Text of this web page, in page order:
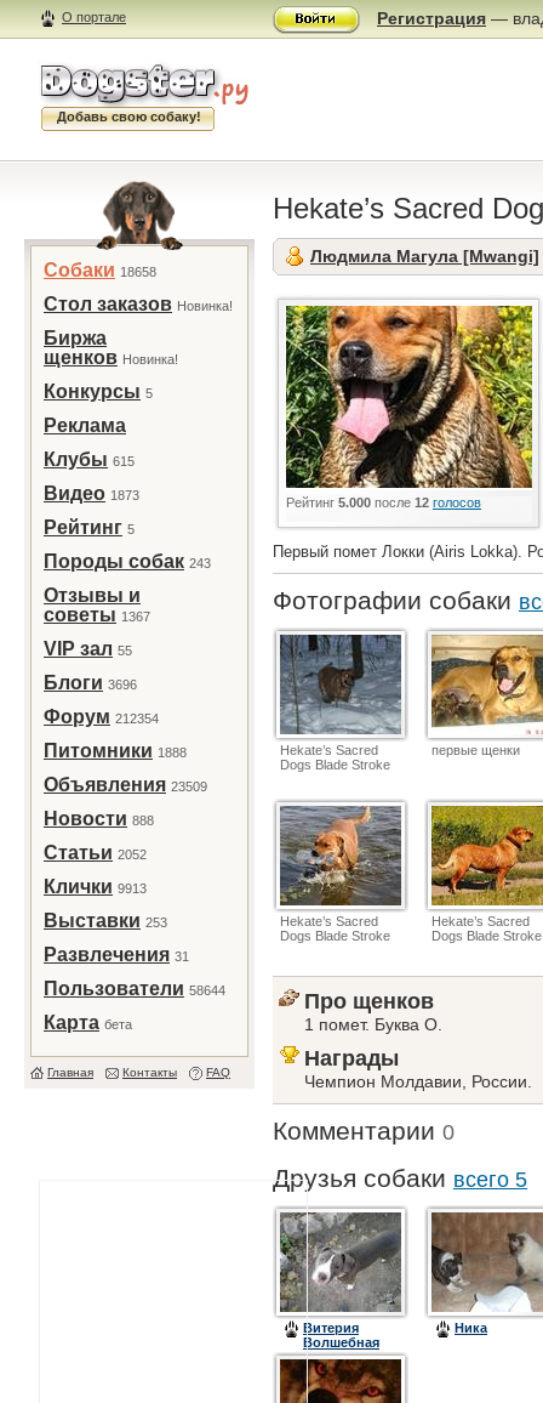
О портале Регистрация —
Добавь свою собаку!
Собаки 18658
Стол заказов Новинка!
Биржа
щенков Новинка!
Конкурсы 5
Реклама
Клубы 615
Видео 1873
Рейтинг 5
Породы собак 243
Отзывы и
советы 1367
VIP зал 55
Блоги 3696
Форум 212354
Питомники 1888
Объявления 23509
Новости 888
Статьи 2052
Клички 9913
Выставки 253
Развлечения 31
Пользователи 58644
Карта бета
Главная Контакты FAQ
Hekate’s Sacred
Людмила Магула [Mwangi]
Рейтинг 5.000 после 12 голосов
Первый помет Локки (Airis Lokka).
Фотографии собаки
Hekate’s Sacred
Dogs Blade Stroke
первые щенки
Hekate’s Sacred
Dogs Blade Stroke
Hekate’s Sacred
Dogs Blade Stroke
Про щенков
1 помет. Буква О.
Награды
Чемпион Молдавии, России.
Комментарии 0
Друзья собаки всего 5
Витерия
Волшебная
Фея
Ника